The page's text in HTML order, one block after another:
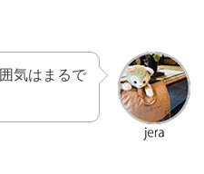
気はまるで